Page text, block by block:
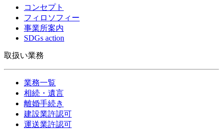
コンセプト
フィロソフィー
事業所案内
SDGs action
取扱い業務
業務一覧
相続・遺言
離婚手続き
建設業許認可
運送業許認可